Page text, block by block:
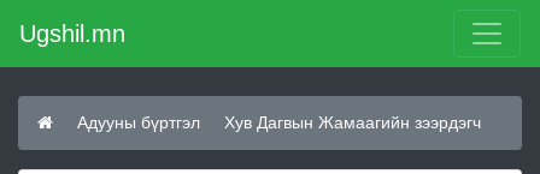
Ugshil.mn
Адууны бүртгэл Хув Дагвын Жамаагийн зээрдэгч